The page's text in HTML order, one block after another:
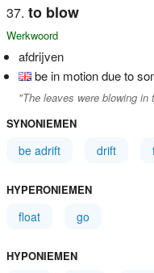
to blow
Werkwoord
afdrijven
be in motion due to
"The leaves were blowing in
SYNONIEMEN
be adrift drift
HYPERONIEMEN
float go
HYPONIEMEN